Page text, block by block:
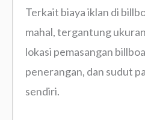
Terkait biaya iklan di
mahal, tergantung
lokasi pemasangan
penerangan, dan sudut
sendiri.